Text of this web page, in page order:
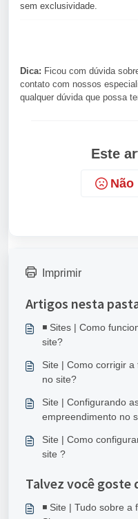
sem exclusividade.
Dica: Ficou com dúvida
contato com nossos
qualquer dúvida que possa
Este
Não
Imprimir
Artigos nesta
◾ Sites | Como
site?
Site | Como corrigir
no site?
Site | Configurando
empreendimento no
Site | Como
site ?
Talvez você goste
◾ Site | Tudo sobre a funcionalidade "Ficha" do Kenlo